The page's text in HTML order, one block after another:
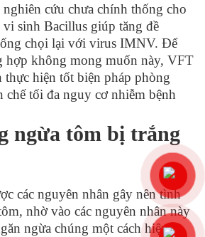
cứu chưa chính thống cho
sinh Bacillus giúp tăng đề
chọi lại với virus IMNV. Để
hợp không mong muốn này, VFT
thực hiện tốt biện pháp phòng
chế tối đa nguy cơ nhiễm bệnh
ngừa tôm bị trắng
các nguyên nhân gây nên tình
nhờ vào các nguyên nhân này
ngừa chúng một cách hiệu